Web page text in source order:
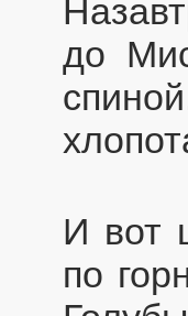
до
И вот
по